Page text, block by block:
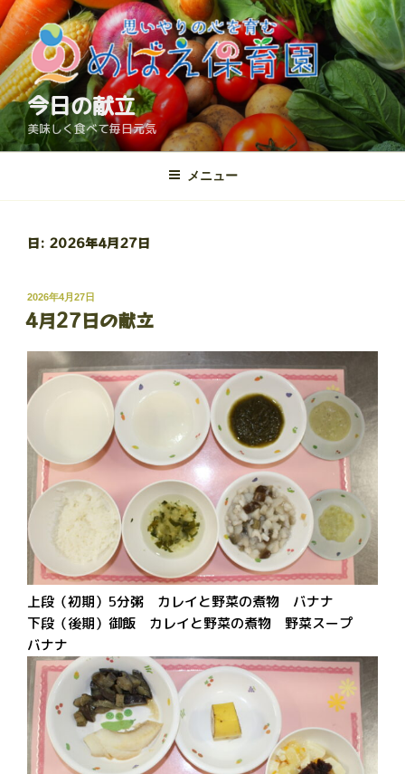
コ
ン
テ
ン
ツ
ス
プ
今日の献立
美味しく食べて毎日元気
メニュー
日: 2026年4月27日
投
稿
日:
2026年4月27日
4月27日の献立
上段（初期）5分粥 カレイと野菜の煮物 バナナ
下段（後期）御飯 カレイと野菜の煮物 野菜スープ
バナナ